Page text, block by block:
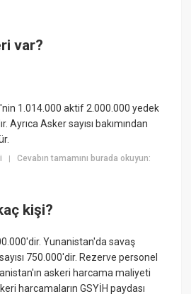
var?
1.014.000 aktif 2.000.000 yedek
Ayrıca Asker sayısı bakımından
|Cevabın tamamını burada okuyun:
kişi?
Yunanistan'da savaş
750.000'dir. Rezerve personel
askeri harcama maliyeti
harcamaların GSYİH paydası